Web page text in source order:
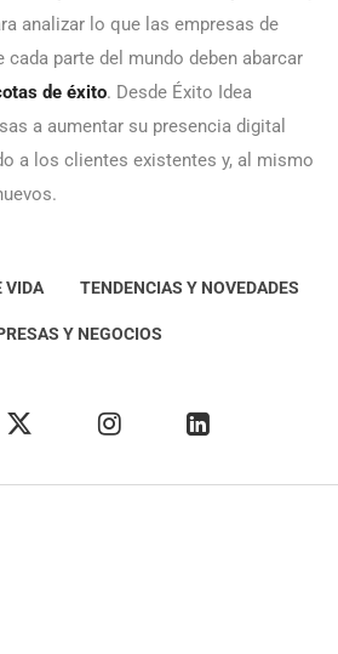
analizar lo que las empresas de
parte del mundo deben abarcar
de éxito. Desde Éxito Idea
a aumentar su presencia digital
a los clientes existentes y, al mismo
VIDA TENDENCIAS Y NOVEDADES
Y NEGOCIOS